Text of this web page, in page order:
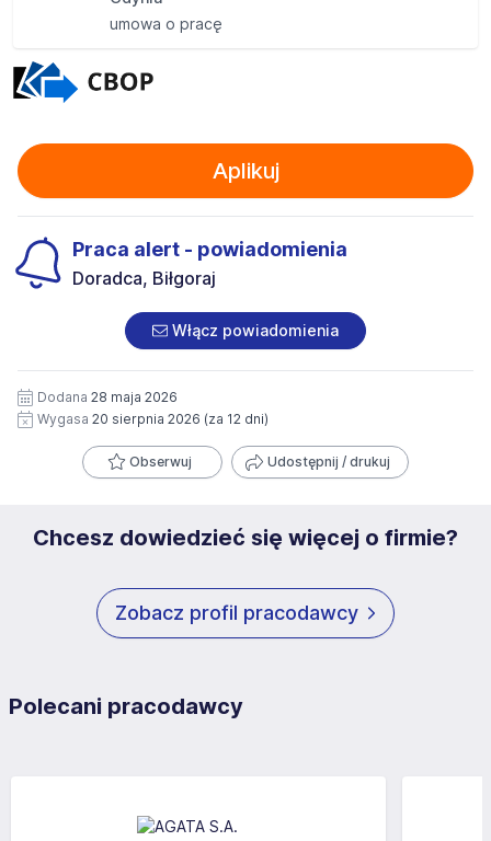
umowa o pracę
Aplikuj
Praca alert - powiadomienia
Doradca, Biłgoraj
Włącz powiadomienia
Dodana 28 maja 2026
Wygasa 20 sierpnia 2026 (za 12 dni)
Obserwuj Udostępnij / drukuj
Chcesz dowiedzieć się więcej o firmie?
Zobacz profil pracodawcy
Polecani pracodawcy